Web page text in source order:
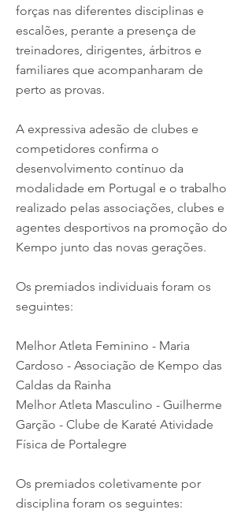
forças nas diferentes disciplinas e
escalões, perante a presença de
treinadores, dirigentes, árbitros e
familiares que acompanharam de
perto as provas.
A expressiva adesão de clubes e
competidores confirma o
desenvolvimento contínuo da
modalidade em Portugal e o trabalho
realizado pelas associações, clubes e
agentes desportivos na promoção do
Kempo junto das novas gerações.
Os premiados individuais foram os
seguintes:
Melhor Atleta Feminino - Maria
Cardoso - Associação de Kempo das
Caldas da Rainha
Melhor Atleta Masculino - Guilherme
Garção - Clube de Karaté Atividade
Física de Portalegre
Os premiados coletivamente por
disciplina foram os seguintes: